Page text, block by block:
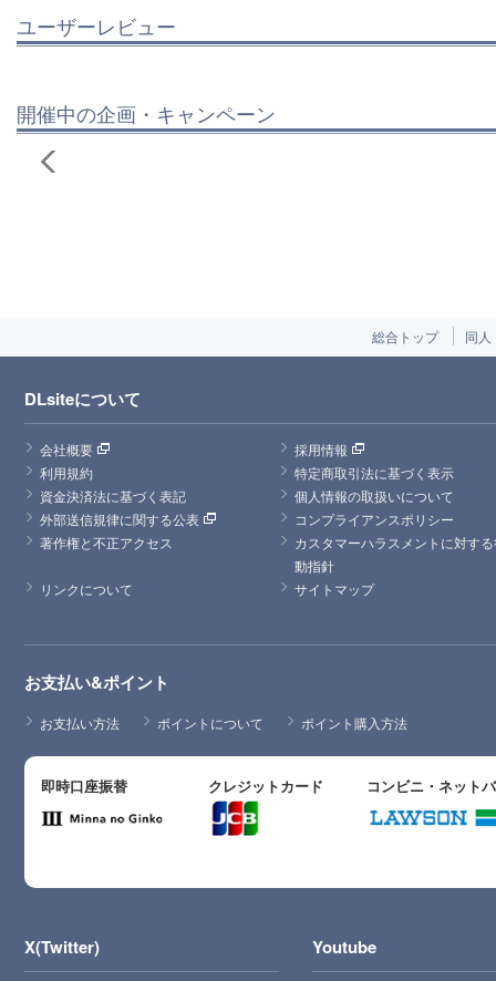
ユーザーレビュー
開催中の企画・キャンペーン
総合トップ 同人
DLsiteについて
会社概要
採用情報
利用規約
特定商取引法に基づく表示
資金決済法に基づく表記
個人情報の取扱いについて
外部送信規律に関する公表
コンプライアンスポリシー
著作権と不正アクセス
カスタマーハラスメントに対す
動指針
リンクについて
サイトマップ
お支払い&ポイント
お支払い方法 ポイントについて ポイント購入方法
即時口座振替 クレジットカード コンビニ・ネット
X(Twitter) Youtube